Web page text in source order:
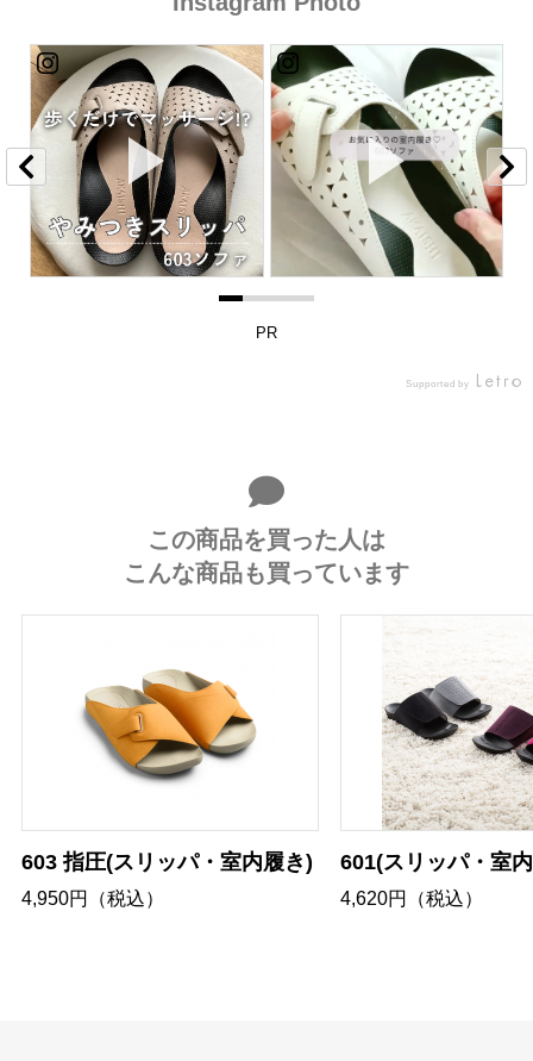
PR
Supported by
この商品を買った人は
こんな商品も買っています
603 指圧(スリッパ・室内履き)
4,950円（税込）
601(スリッパ・室
4,620円（税込）